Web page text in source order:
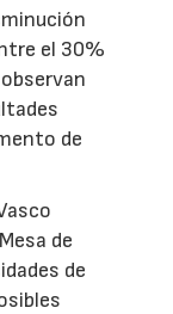
el 30%
de
de
de